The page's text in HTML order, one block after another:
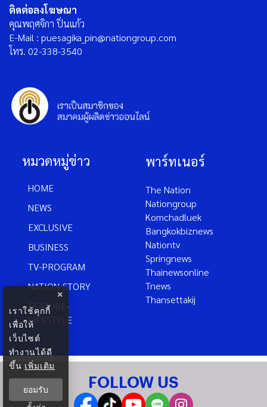
ติดต่อลงโฆษณา
คุณพฤศจิกา ปิ่นแก้ว
E-Mail : puesagika_pin@nationgroup.com
โทร. 02-338-3540
หมวดหมู่ข่าว
HOME
NEWS
EXCLUSIVE
BUSINESS
TV-PROGRAM
NATION-STORY
FEATURE-
LIFESTYLE
พาร์ทเนอร์
The Nation
Nationgroup
Komchadluek
Bangkokbiznews
Nationtv
Springnews
Thainewsonline
Tnews
Thansettakij
FOLLOW US
×
เราใช้คุกกี้
เพื่อให้
เว็บไซต์
ทำงานได้ดี
ขึ้น เพิ่มเติม
ยอมรับ